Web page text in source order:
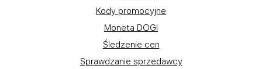
Kody promocyjne
Moneta DOGI
Śledzenie cen
Sprawdzanie sprzedawcy